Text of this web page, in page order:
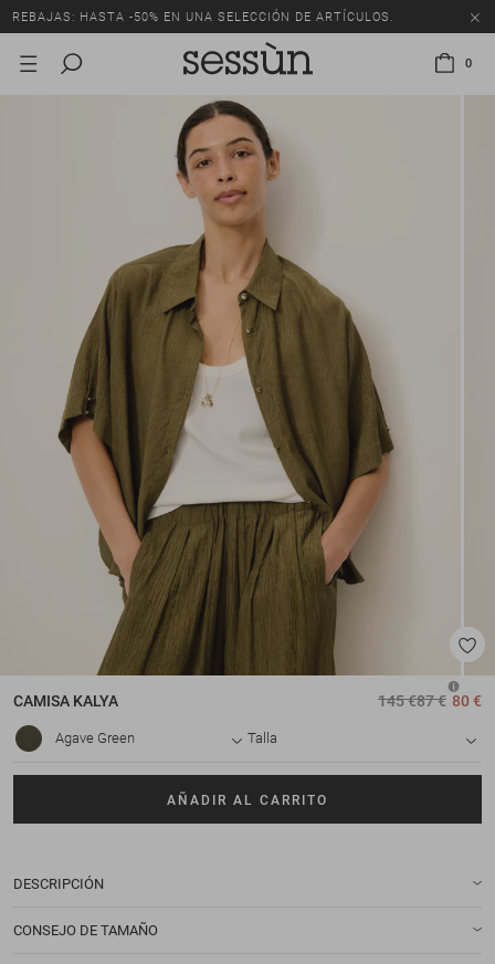
REBAJAS: HASTA -50% EN UNA SELECCIÓN DE ARTÍCULOS.
0
CAMISA KALYA 145 €87 € 80 €
Agave Green Talla
AÑADIR AL CARRITO
DESCRIPCIÓN
CONSEJO DE TAMAÑO